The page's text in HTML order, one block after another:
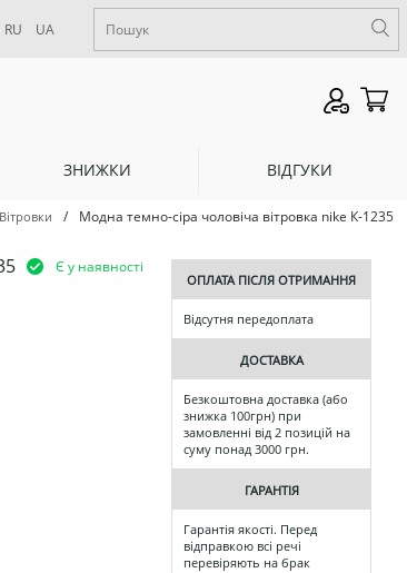
RU UA
ЗНИЖКИ ВІДГУКИ
Вітровки / Модна темно-сіра чоловіча вітровка nike К-1235
Є у наявності
ОПЛАТА ПІСЛЯ ОТРИМАННЯ
Відсутня передоплата
ДОСТАВКА
Безкоштовна доставка (або
знижка 100грн) при
замовленні від 2 позицій на
суму понад 3000 грн.
ГАРАНТІЯ
Гарантія якості. Перед
відправкою всі речі
перевіряють на брак